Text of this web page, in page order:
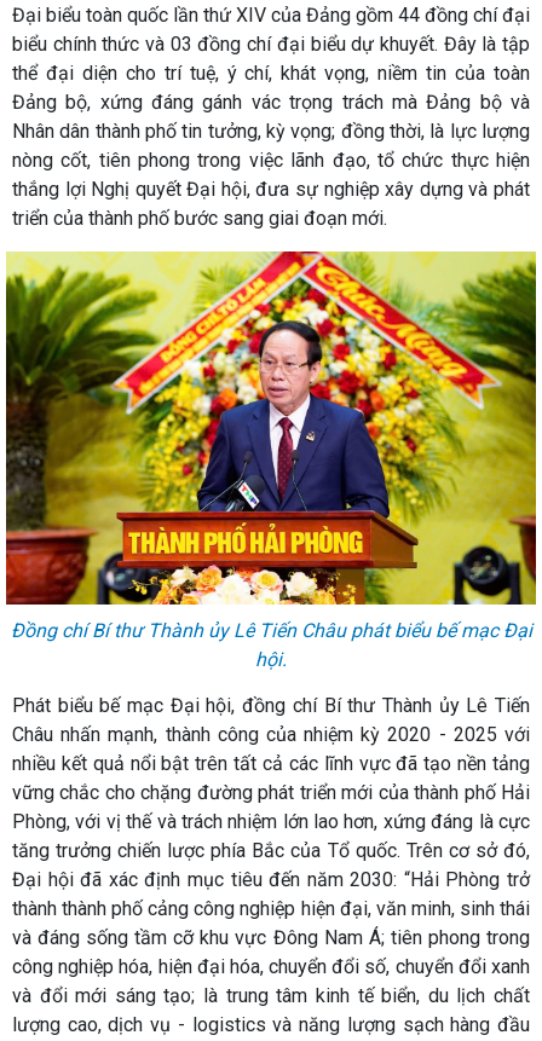
Đại biểu toàn quốc lần thứ XIV của Đảng gồm 44 đồng chí đại
biểu chính thức và 03 đồng chí đại biểu dự khuyết. Đây là tập
thể đại diện cho trí tuệ, ý chí, khát vọng, niềm tin của toàn
Đảng bộ, xứng đáng gánh vác trọng trách mà Đảng bộ và
Nhân dân thành phố tin tưởng, kỳ vọng; đồng thời, là lực lượng
nòng cốt, tiên phong trong việc lãnh đạo, tổ chức thực hiện
thắng lợi Nghị quyết Đại hội, đưa sự nghiệp xây dựng và phát
triển của thành phố bước sang giai đoạn mới.
Đồng chí Bí thư Thành ủy Lê Tiến Châu phát biểu bế mạc Đại
hội.
Phát biểu bế mạc Đại hội, đồng chí Bí thư Thành ủy Lê Tiến
Châu nhấn mạnh, thành công của nhiệm kỳ 2020 - 2025 với
nhiều kết quả nổi bật trên tất cả các lĩnh vực đã tạo nền tảng
vững chắc cho chặng đường phát triển mới của thành phố Hải
Phòng, với vị thế và trách nhiệm lớn lao hơn, xứng đáng là cực
tăng trưởng chiến lược phía Bắc của Tổ quốc. Trên cơ sở đó,
Đại hội đã xác định mục tiêu đến năm 2030: “Hải Phòng trở
thành thành phố cảng công nghiệp hiện đại, văn minh, sinh thái
và đáng sống tầm cỡ khu vực Đông Nam Á; tiên phong trong
công nghiệp hóa, hiện đại hóa, chuyển đổi số, chuyển đổi xanh
và đổi mới sáng tạo; là trung tâm kinh tế biển, du lịch chất
lượng cao, dịch vụ - logistics và năng lượng sạch hàng đầu